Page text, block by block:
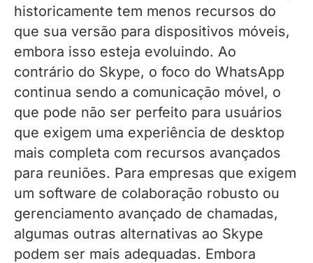
historicamente tem menos recursos do
que sua versão para dispositivos móveis,
embora isso esteja evoluindo. Ao
contrário do Skype, o foco do WhatsApp
continua sendo a comunicação móvel, o
que pode não ser perfeito para usuários
que exigem uma experiência de desktop
mais completa com recursos avançados
para reuniões. Para empresas que exigem
um software de colaboração robusto ou
gerenciamento avançado de chamadas,
algumas outras alternativas ao Skype
podem ser mais adequadas. Embora